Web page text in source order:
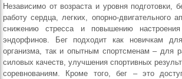
Независимо от возраста и уровня подготовки,
работу сердца, легких, опорно-двигательного
снижению стресса и повышению
эндорфинов. Бег подходит как новичкам
организма, так и опытным спортсменам – для
силовых качеств, улучшения спортивных
соревнованиям. Кроме того, бег – это